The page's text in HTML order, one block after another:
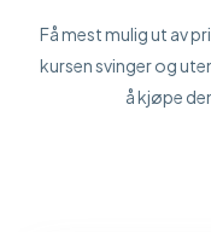
Få mest mulig ut av
kursen svinger og
å kjøpe